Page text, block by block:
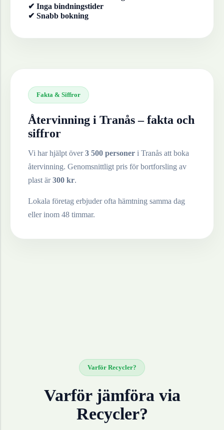
✔ Inga bindningstider
✔ Snabb bokning
Fakta & Siffror
Återvinning i Tranås– fakta och
siffror
Vi har hjälpt över3 500 personer i Tranås att boka
återvinning. Genomsnittligt pris för bortforsling av
plast är300 kr.
Lokala företag erbjuder ofta hämtning samma dag
eller inom 48 timmar.
Varför Recycler?
Varför jämföra via
Recycler?